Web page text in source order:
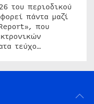
του περιοδικού
πάντα μαζί
που
τεύχο…